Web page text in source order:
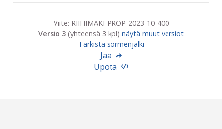
Viite: RIIHIMAKI-PROP-2023-10-400
Versio 3 (yhteensä 3 kpl) näytä muut versiot
Tarkista sormenjälki
Jaa
Upota